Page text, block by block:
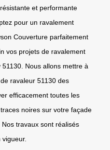
et performante
pour un ravalement
Couverture parfaitement
vos projets de ravalement
Nous allons mettre à
ravaleur 51130 des
efficacement toutes les
noires sur votre façade
travaux sont réalisés